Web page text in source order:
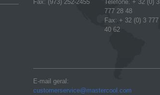
Fax: (973) 252-2455
Telefone: + 32 (0) 3
777 28 48
Fax: + 32 (0) 3 777
40 62
E-mail geral:
customerservice@mastercool.com